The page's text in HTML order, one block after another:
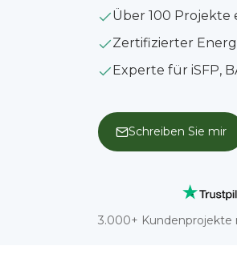
Über 100
Zertifizierter
Experte für iSFP,
Schreiben Sie mir
3.000+